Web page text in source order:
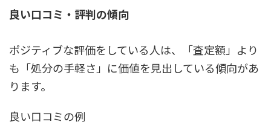
良い口コミ・評判の傾向
ポジティブな評価をしている人は、「査定額」より
も「処分の手軽さ」に価値を見出している傾向があ
ります。
良い口コミの例